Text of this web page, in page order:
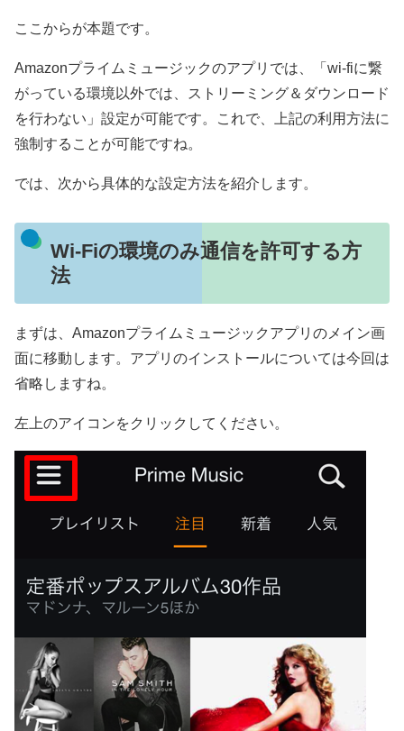
ここからが本題です。
Amazonプライムミュージックのアプリでは、「wi-fiに繋
がっている環境以外では、ストリーミング＆ダウンロード
を行わない」設定が可能です。これで、上記の利用方法に
強制することが可能ですね。
では、次から具体的な設定方法を紹介します。
Wi-Fiの環境のみ通信を許可する方
法
まずは、Amazonプライムミュージックアプリのメイン画
面に移動します。アプリのインストールについては今回は
省略しますね。
左上のアイコンをクリックしてください。